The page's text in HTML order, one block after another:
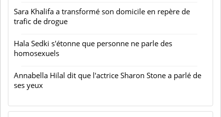
Sara Khalifa a transformé son domicile en repère de
trafic de drogue
Hala Sedki s'étonne que personne ne parle des
homosexuels
Annabella Hilal dit que l'actrice Sharon Stone a parlé de
ses yeux